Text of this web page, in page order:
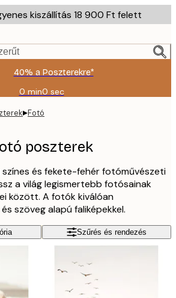
kiszállítás 18 900 Ft felett
40% a Poszterekre*
0 min0 sec
Érvényes:
2026-
08-
▸Fotó
poszterek
és fekete-fehér fotóművészeti
a világ legismertebb fotósainak
között. A fotók kiválóan
szöveg alapú faliképekkel.
Szűrés és rendezés